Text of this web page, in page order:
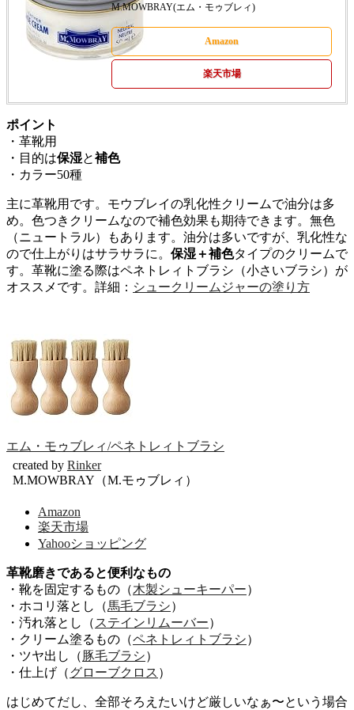
M.MOWBRAY(エム・モゥブレィ)
Amazon
楽天市場
ポイント
・革靴用
・目的は保湿と補色
・カラー50種
主に革靴用です。モウブレイの乳化性クリームで油分は多
め。色つきクリームなので補色効果も期待できます。無色
（ニュートラル）もあります。油分は多いですが、乳化性な
ので仕上がりはサラサラに。 保湿＋補色タイプのクリームで
す。革靴に塗る際はペネトレィトブラシ（小さいブラシ）が
オススメです。詳細： シュークリームジャーの塗り方
エム・モゥブレィ/ペネトレィトブラシ
created by Rinker
M.MOWBRAY（M.モゥブレィ）
Amazon
楽天市場
Yahooショッピング
革靴磨きであると便利なもの
・靴を固定するもの（木製シューキーパー）
・ホコリ落とし（馬毛ブラシ）
・汚れ落とし（ ステインリムーバー）
・クリーム塗るもの（ペネトレィトブラシ）
・ツヤ出し（豚毛ブラシ）
・仕上げ（グローブクロス ）
はじめてだし、全部そろえたいけど厳しいなぁ〜という場合